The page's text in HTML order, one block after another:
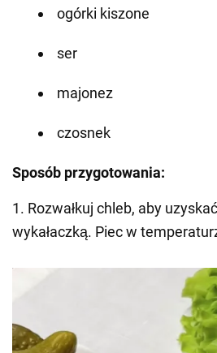
ogórki kiszone
ser
majonez
czosnek
Sposób przygotowania:
1. Rozwałkuj chleb, aby
wykałaczką. Piec w